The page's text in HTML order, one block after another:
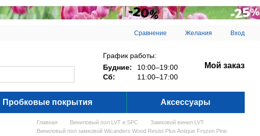
Сравнение Желания Вход
График работы:
Будние:
10:00–19:00
Сб:
11:00–17:00
Мой заказ
Пробковые покрытия Аксессуары
Главная Виниловый пол LVT и SPC
Замковой винил LVT
Виниловый пол замковой Wicanders Wood Resist Plus Antique Frozen Pine